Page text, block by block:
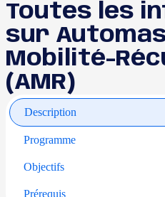
Toutes les
sur
Mobilité-
(AMR)
Description
Programme
Objectifs
Prérequis